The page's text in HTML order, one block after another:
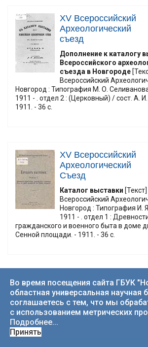
ХV Всероссийский
Археологический
съезд
Дополнение к каталогу
Всероссийского
съезда в Новгороде
Всероссийский
Новгород : Типография М. О.
1911 - . отдел 2 : (Церковный) / сост. А.
1911. - 36 с.
XV Всероссийский
Археологический
Съезд
Каталог выставки
Всероссийский
Новгород : Типография И.
1911 - . отдел 1 :
гражданского и военного быта в доме
Сенной площади. - 1911. - 36 с.
XV Всероссийский
Археологический
съезд (1911 ;
Каталог выставки XV
Во время посещения сайта ГБУК
областная универсальная научная
соглашаетесь с тем, что мы
с использованием метрических
Подробнее...
Принять